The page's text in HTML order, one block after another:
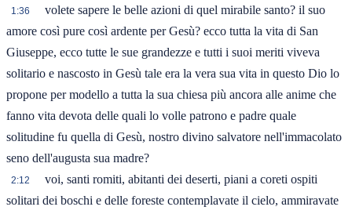
1:36
volete sapere le belle azioni di quel mirabile santo? il suo
amore così pure così ardente per Gesù? ecco tutta la vita di San
Giuseppe, ecco tutte le sue grandezze e tutti i suoi meriti viveva
solitario e nascosto in Gesù tale era la vera sua vita in questo Dio lo
propone per modello a tutta la sua chiesa più ancora alle anime che
fanno vita devota delle quali lo volle patrono e padre quale
solitudine fu quella di Gesù, nostro divino salvatore nell'immacolato
seno dell'augusta sua madre?
2:12
voi, santi romiti, abitanti dei deserti, piani a coreti ospiti
solitari dei boschi e delle foreste contemplavate il cielo, ammiravate